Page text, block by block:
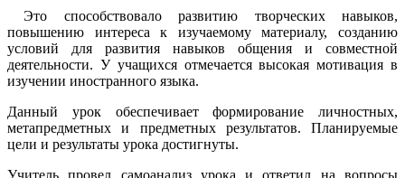
Это способствовало развитию творческих навыков,
повышению интереса к изучаемому материалу, созданию
условий для развития навыков общения и совместной
деятельности. У учащихся отмечается высокая мотивация в
изучении иностранного языка.
Данный урок обеспечивает формирование личностных,
метапредметных и предметных результатов. Планируемые
цели и результаты урока достигнуты.
Учитель провел самоанализ урока и ответил на вопросы